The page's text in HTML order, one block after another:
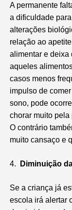
A permanente
a dificuldade
alterações
relação ao
alimentar e deixa
aqueles
casos menos
impulso de
sono, pode
chorar muito
O contrário
muito cansaço e
4. Diminuição
Se a criança já
escola irá alertar